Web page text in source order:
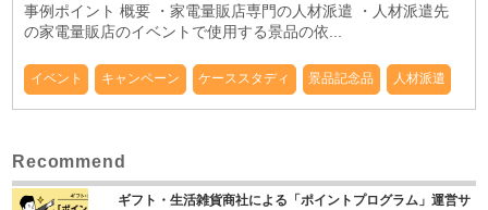
事例ポイント 概要 ・家電量販店専門の人材派遣 ・人材派遣先
の家電量販店のイベントで使用する景品の依...
イベント キャンペーン ケーススタディ 景品記念品 人材派遣
Recommend
ギフト・生活雑貨商社による「ポイントプログラム」運営サ